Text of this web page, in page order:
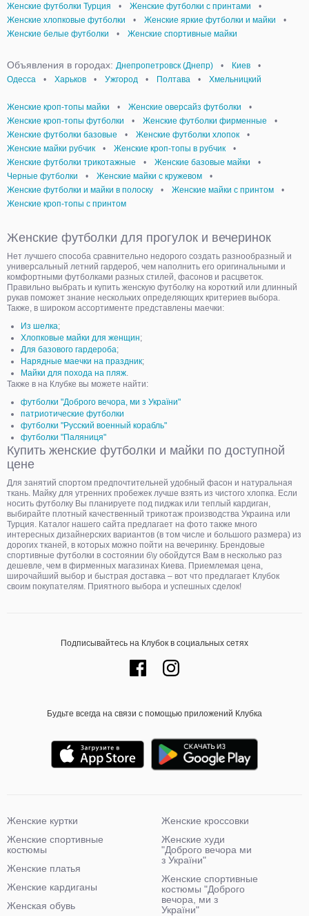
Женские футболки Турция
• Женские футболки с принтами
•
Женские хлопковые футболки
• Женские яркие футболки и майки
•
Женские белые футболки
• Женские спортивные майки
Объявления в городах: Днепропетровск (Днепр) • Киев
•
Одесса
• Харьков • Ужгород • Полтава • Хмельницкий
Женские кроп-топы майки • Женские оверсайз футболки
•
Женские кроп-топы футболки
• Женские футболки фирменные
•
Женские футболки базовые
• Женские футболки хлопок
•
Женские майки рубчик
• Женские кроп-топы в рубчик
•
Женские футболки трикотажные
• Женские базовые майки
•
Черные футболки
• Женские майки с кружевом
•
Женские футболки и майки в полоску
• Женские майки с принтом
•
Женские кроп-топы с принтом
Женские футболки для прогулок и вечеринок
Нет лучшего способа сравнительно недорого создать разнообразный и
универсальный летний гардероб, чем наполнить его оригинальными и
комфортными футболками разных стилей, фасонов и расцветок.
Правильно выбрать и купить женскую футболку на короткий или длинный
рукав поможет знание нескольких определяющих критериев выбора.
Также, в широком ассортименте представлены маечки:
Из шелка;
Хлопковые майки для женщин;
Для базового гардероба;
Нарядные маечки на праздник;
Майки для похода на пляж.
Также в на Клубке вы можете найти:
футболки "Доброго вечора, ми з України"
патриотические футболки
футболки "Русский военный корабль"
футболки "Паляниця"
Купить женские футболки и майки по доступной
цене
Для занятий спортом предпочтительней удобный фасон и натуральная
ткань. Майку для утренних пробежек лучше взять из чистого хлопка. Если
носить футболку Вы планируете под пиджак или теплый кардиган,
выбирайте плотный качественный трикотаж производства Украина или
Турция. Каталог нашего сайта предлагает на фото также много
интересных дизайнерских вариантов (в том числе и большого размера) из
дорогих тканей, в которых можно пойти на вечеринку. Брендовые
спортивные футболки в состоянии б\у обойдутся Вам в несколько раз
дешевле, чем в фирменных магазинах Киева. Приемлемая цена,
широчайший выбор и быстрая доставка – вот что предлагает Клубок
своим покупателям. Приятного выбора и успешных сделок!
Подписывайтесь на Клубок в социальных сетях
Будьте всегда на связи с помощью приложений Клубка
Женские куртки
Женские спортивные
костюмы
Женские платья
Женские кардиганы
Женская обувь
Женские кроссовки
Женские худи
"Доброго вечора ми
з України"
Женские спортивные
костюмы "Доброго
вечора, ми з
України"